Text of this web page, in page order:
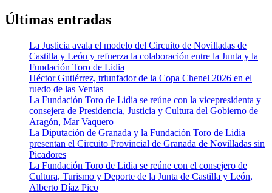
Últimas entradas
La Justicia avala el modelo del Circuito de Novilladas de
Castilla y León y refuerza la colaboración entre la Junta y la
Fundación Toro de Lidia
Héctor Gutiérrez, triunfador de la Copa Chenel 2026 en el
ruedo de las Ventas
La Fundación Toro de Lidia se reúne con la vicepresidenta y
consejera de Presidencia, Justicia y Cultura del Gobierno de
Aragón, Mar Vaquero
La Diputación de Granada y la Fundación Toro de Lidia
presentan el Circuito Provincial de Granada de Novilladas sin
Picadores
La Fundación Toro de Lidia se reúne con el consejero de
Cultura, Turismo y Deporte de la Junta de Castilla y León,
Alberto Díaz Pico